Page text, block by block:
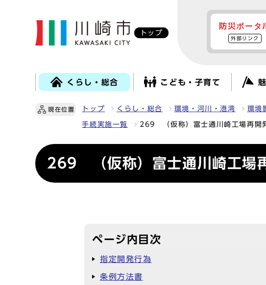
トップ
防災ポータ
外部リンク
くらし・総合 こども・子育て
現在位置 トップ くらし・総合 環境・河川・港湾 環境
手続実施一覧 269 （仮称）富士通川崎工場再開
269 （仮称）富士通川崎工場
ページ内目次
指定開発行為
条例方法書